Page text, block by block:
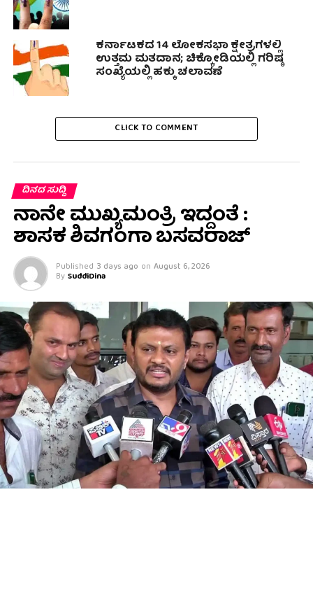
ಕರ್ನಾಟಕದ 14 ಲೋಕಸಭಾ ಕ್ಷೇತ್ರಗಳಲ್ಲಿ
ಉತ್ತಮ ಮತದಾನ; ಚಿಕ್ಕೋಡಿಯಲ್ಲಿ ಗರಿಷ್ಠ
ಸಂಖ್ಯೆಯಲ್ಲಿ ಹಕ್ಕು ಚಲಾವಣೆ
CLICK TO COMMENT
ದಿನದ ಸುದ್ದಿ
ನಾನೇ ಮುಖ್ಯಮಂತ್ರಿ ಇದ್ದಂತೆ :
ಶಾಸಕ ಶಿವಗಂಗಾ ಬಸವರಾಜ್
Published 3 days ago on August 6, 2026
By SuddiDina